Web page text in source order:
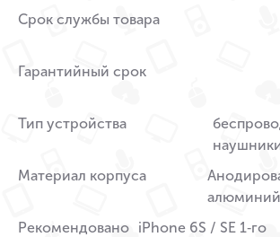
Срок службы товара
Гарантийный срок
Тип устройства
Материал корпуса
алюминий
Рекомендовано iPhone 6S / SE 1‑го